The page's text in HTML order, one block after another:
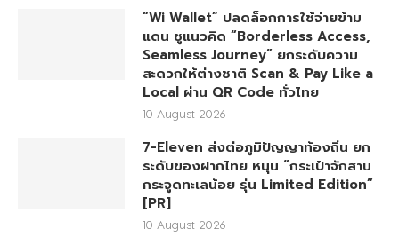
“Wi Wallet” ปลดล็อกการใช้จ่ายข้าม
แดน ชูแนวคิด “Borderless Access,
Seamless Journey” ยกระดับความ
สะดวกให้ต่างชาติ Scan & Pay Like a
Local ผ่าน QR Code ทั่วไทย
10 August 2026
7-Eleven ส่งต่อภูมิปัญญาท้องถิ่น ยก
ระดับของฝากไทย หนุน “กระเป๋าจักสาน
กระจูดทะเลน้อย รุ่น Limited Edition”
[PR]
10 August 2026